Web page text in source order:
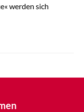
werden sich